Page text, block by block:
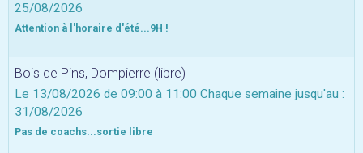
25/08/2026
Attention à l'horaire d'été...9H !
Bois de Pins, Dompierre (libre)
Le 13/08/2026 de 09:00 à 11:00 Chaque semaine jusqu'au :
31/08/2026
Pas de coachs...sortie libre